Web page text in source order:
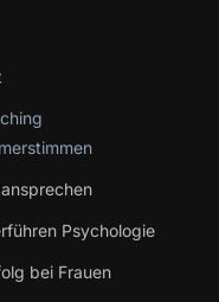
Psychologie
bei Frauen